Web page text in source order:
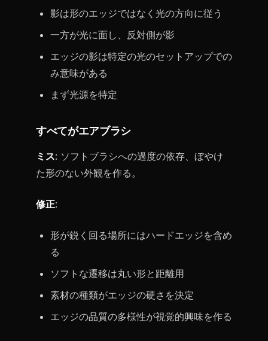
影は形のエッジではなく光の方向に従う
一方が光に面し、反対側が影
エッジの影は特定の光のセットアップでの
み意味がある
まず光源を特定
すべてがエアブラシ
ミス: ソフトブラシへの過度の依存、ぼやけ
た形のない外観を作る。
修正:
形が鋭く回る場所にはハードエッジを含め
る
ソフトな遷移は丸い形と距離用
素材の種類がエッジの硬さを決定
エッジの品質の多様性が視覚的興味を作る